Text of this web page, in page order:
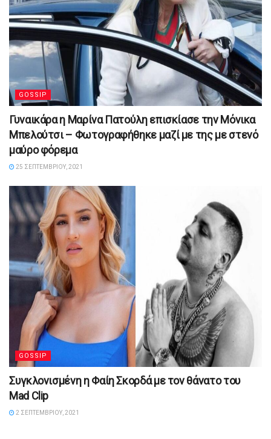
GOSSIP
Γυναικάρα η Μαρίνα Πατούλη επισκίασε την Μόνικα
Μπελούτσι – Φωτογραφήθηκε μαζί με της με στενό
μαύρο φόρεμα
25 ΣΕΠΤΕΜΒΡΊΟΥ, 2021
GOSSIP
Συγκλονισμένη η Φαίη Σκορδά με τον θάνατο του
Mad Clip
2 ΣΕΠΤΕΜΒΡΊΟΥ, 2021